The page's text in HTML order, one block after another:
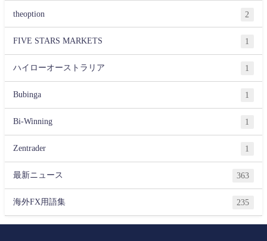
theoption 2
FIVE STARS MARKETS 1
ハイローオーストラリア 1
Bubinga 1
Bi-Winning 1
Zentrader 1
最新ニュース 363
海外FX用語集 235